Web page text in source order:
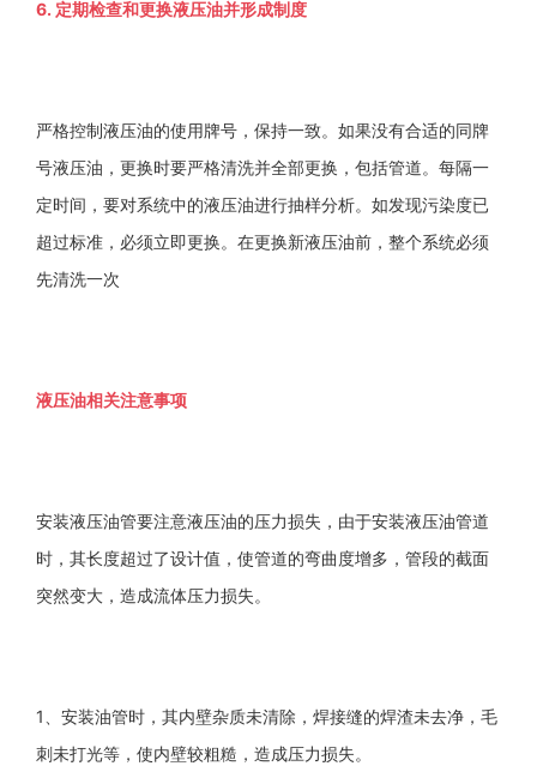
6. 定期检查和更换液压油并形成制度
严格控制液压油的使用牌号，保持一致。如果没有合适的同牌
号液压油，更换时要严格清洗并全部更换，包括管道。每隔一
定时间，要对系统中的液压油进行抽样分析。如发现污染度已
超过标准，必须立即更换。在更换新液压油前，整个系统必须
先清洗一次
液压油相关注意事项
安装液压油管要注意液压油的压力损失，由于安装液压油管道
时，其长度超过了设计值，使管道的弯曲度增多，管段的截面
突然变大，造成流体压力损失。
1、安装油管时，其内壁杂质未清除，焊接缝的焊渣未去净，毛
刺未打光等，使内壁较粗糙，造成压力损失。